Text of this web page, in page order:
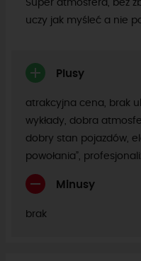
Super atmosfera, bez
uczy jak myśleć a nie
Plusy
atrakcyjna cena, brak
wykłady, dobra
dobry stan pojazdów,
powołania”,
Minusy
brak